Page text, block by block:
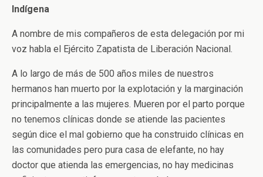
Indígena
A nombre de mis compañeros de esta delegación por mi
voz habla el Ejército Zapatista de Liberación Nacional.
A lo largo de más de 500 años miles de nuestros
hermanos han muerto por la explotación y la marginación
principalmente a las mujeres. Mueren por el parto porque
no tenemos clínicas donde se atiende las pacientes
según dice el mal gobierno que ha construido clínicas en
las comunidades pero pura casa de elefante, no hay
doctor que atienda las emergencias, no hay medicinas